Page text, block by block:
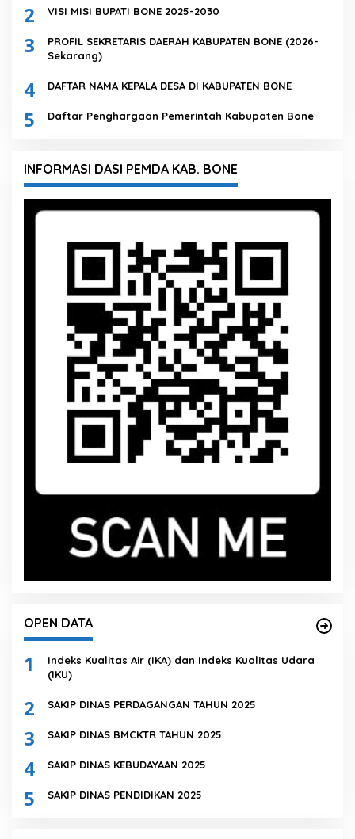
2 VISI MISI BUPATI BONE 2025-2030
3
PROFIL SEKRETARIS DAERAH KABUPATEN BONE (2026-
Sekarang)
4 DAFTAR NAMA KEPALA DESA DI KABUPATEN BONE
5 Daftar Penghargaan Pemerintah Kabupaten Bone
INFORMASI DASI PEMDA KAB. BONE
OPEN DATA
1
Indeks Kualitas Air (IKA) dan Indeks Kualitas Udara
(IKU)
2 SAKIP DINAS PERDAGANGAN TAHUN 2025
3 SAKIP DINAS BMCKTR TAHUN 2025
4 SAKIP DINAS KEBUDAYAAN 2025
5 SAKIP DINAS PENDIDIKAN 2025